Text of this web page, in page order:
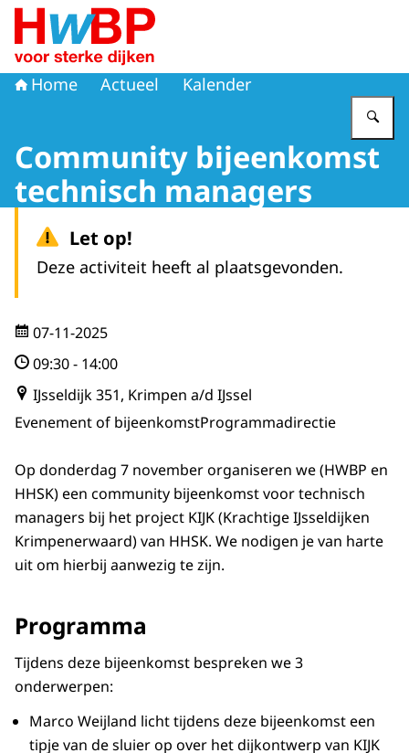
Naar de homepage van
Home Actueel Kalender
Community bijeenkomst
technisch managers
Let op!
Deze activiteit heeft al plaatsgevonden.
07-11-2025
09:30- 14:00
IJsseldijk 351, Krimpen a/d IJssel
Evenement of bijeenkomstProgrammadirectie
Op donderdag 7 november organiseren we (HWBP en
HHSK) een community bijeenkomst voor technisch
managers bij het project KIJK (Krachtige IJsseldijken
Krimpenerwaard) van HHSK. We nodigen je van harte
uit om hierbij aanwezig te zijn.
Programma
Tijdens deze bijeenkomst bespreken we 3
onderwerpen:
Marco Weijland licht tijdens deze bijeenkomst een
tipje van de sluier op over het dijkontwerp van KIJK